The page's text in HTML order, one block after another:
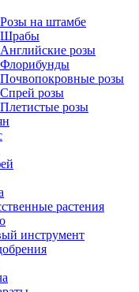
Розы на штамбе
Шрабы
Английские розы
Флорибунды
Почвопокровные розы
Спрей розы
Плетистые розы
растения
инструмент